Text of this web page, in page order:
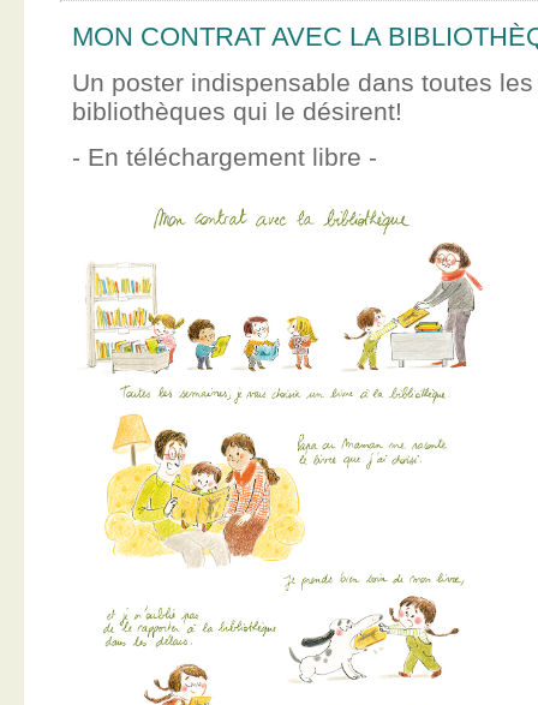
MON CONTRAT AVEC LA
Un poster indispensable dans toutes
bibliothèques qui le désirent!
- En téléchargement libre -